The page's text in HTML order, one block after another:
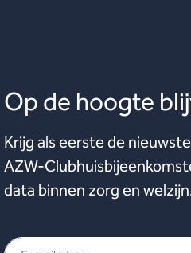
Op de hoogte
Krijg als eerste de
AZW-
data binnen zorg en